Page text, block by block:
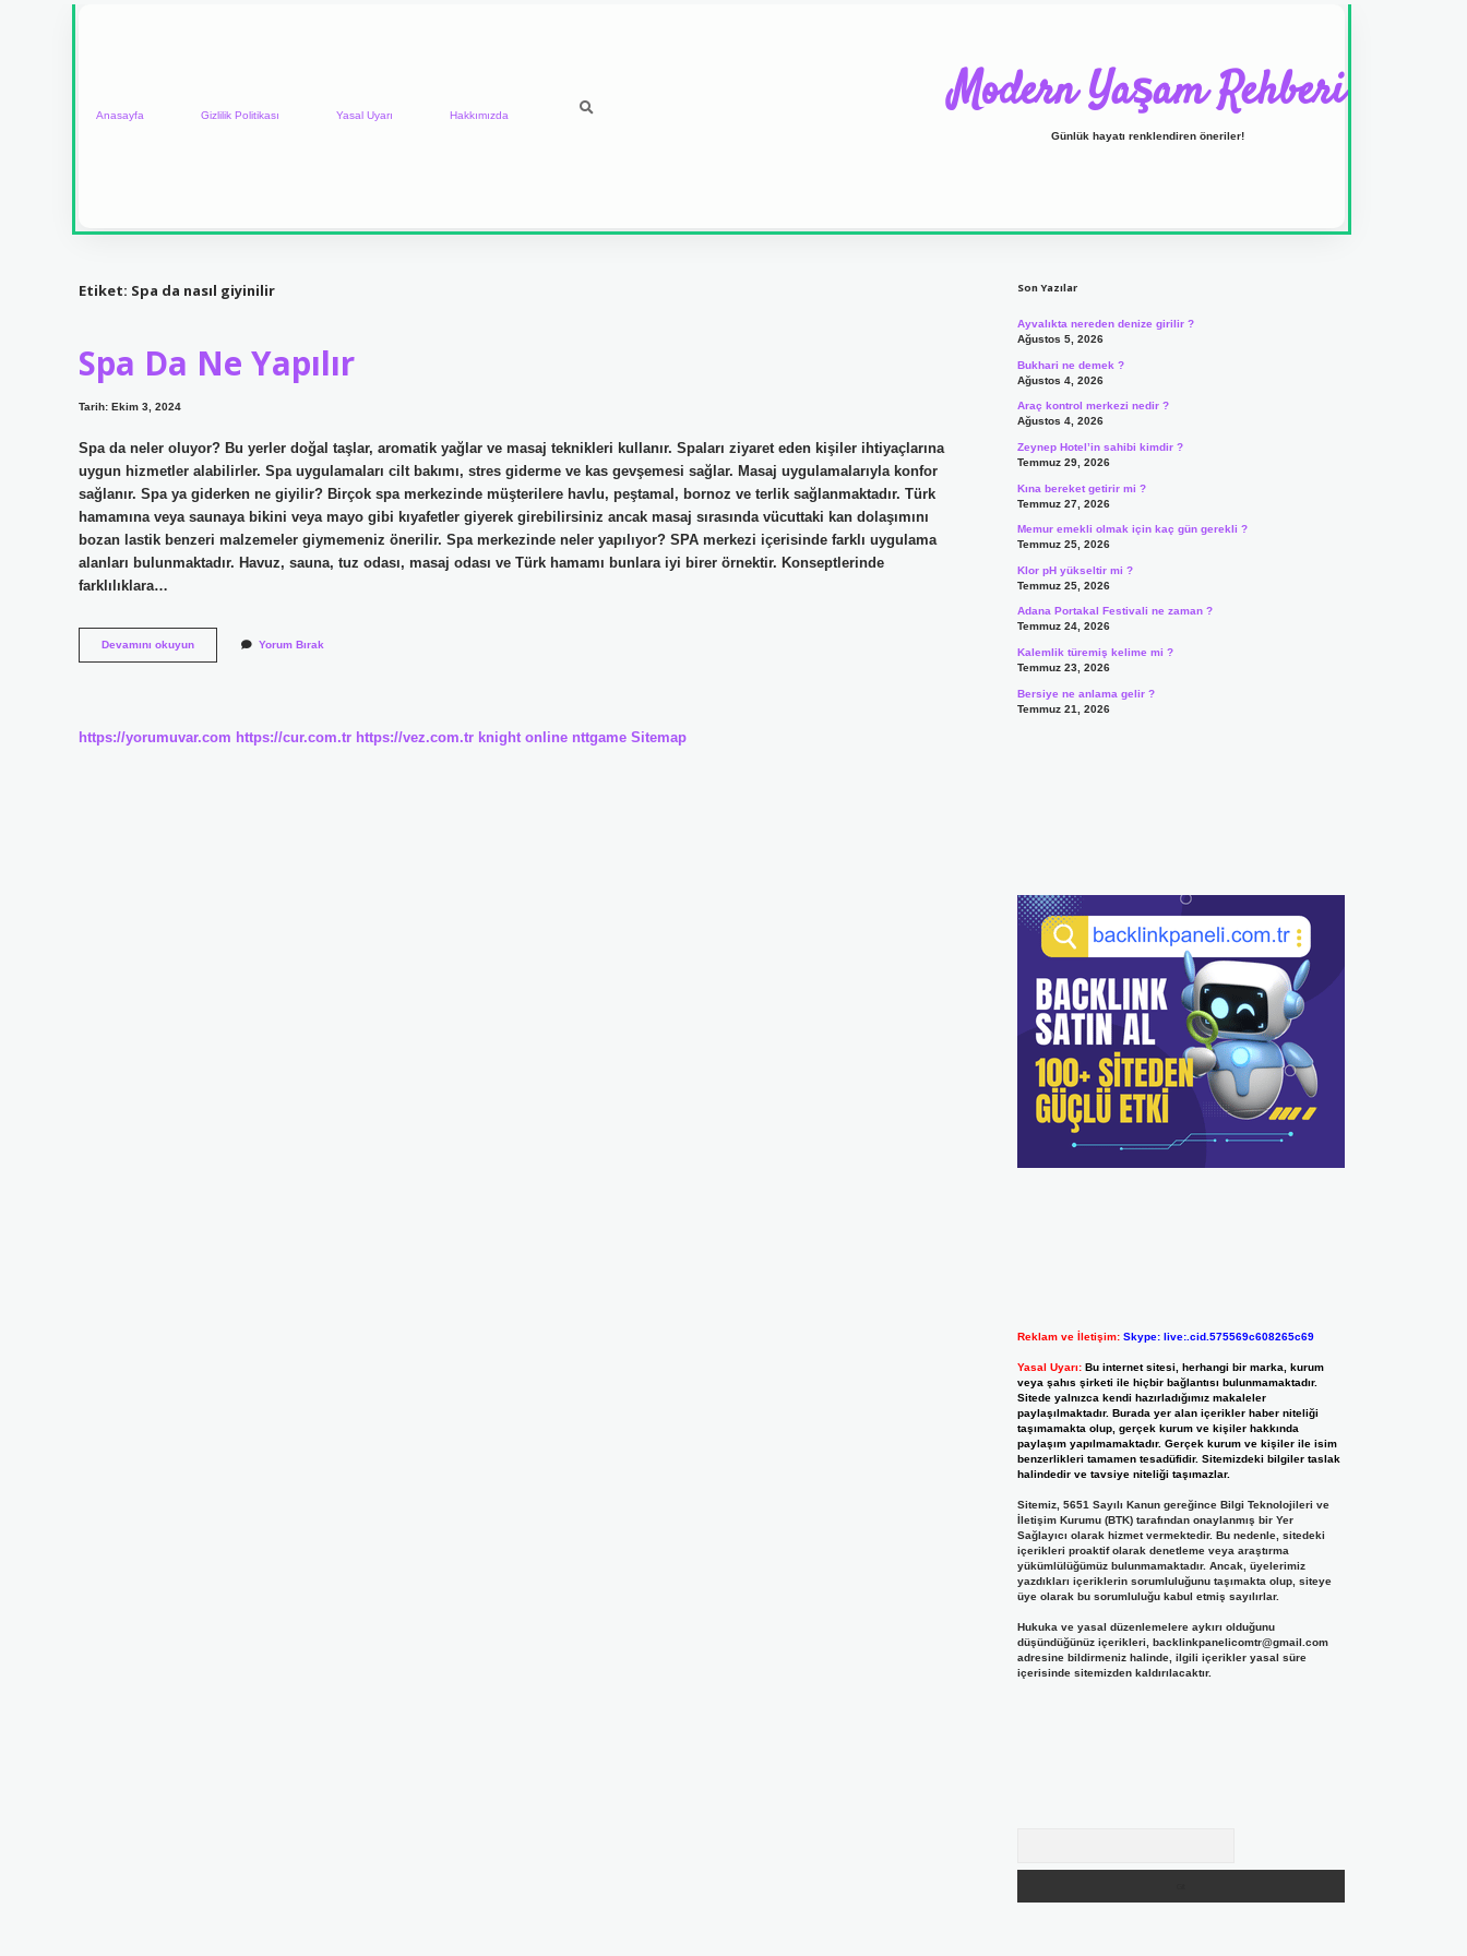
Anasayfa Gizlilik Politikası Yasal Uyarı Hakkımızda Modern Yaşam Rehberi
Günlük hayatı renklendiren öneriler!
Etiket: Spa da nasıl giyinilir
Spa Da Ne Yapılır
Tarih: Ekim 3, 2024
Spa da neler oluyor? Bu yerler doğal taşlar, aromatik yağlar ve masaj teknikleri kullanır. Spaları ziyaret eden kişiler ihtiyaçlarına
uygun hizmetler alabilirler. Spa uygulamaları cilt bakımı, stres giderme ve kas gevşemesi sağlar. Masaj uygulamalarıyla konfor
sağlanır. Spa ya giderken ne giyilir? Birçok spa merkezinde müşterilere havlu, peştamal, bornoz ve terlik sağlanmaktadır. Türk
hamamına veya saunaya bikini veya mayo gibi kıyafetler giyerek girebilirsiniz ancak masaj sırasında vücuttaki kan dolaşımını
bozan lastik benzeri malzemeler giymemeniz önerilir. Spa merkezinde neler yapılıyor? SPA merkezi içerisinde farklı uygulama
alanları bulunmaktadır. Havuz, sauna, tuz odası, masaj odası ve Türk hamamı bunlara iyi birer örnektir. Konseptlerinde
farklılıklara…
Devamını okuyunSpa
Da
Yorum Bırak
https://yorumuvar.com https://cur.com.tr https://vez.com.tr knight online nttgame Sitemap
Son Yazılar
Ayvalıkta nereden denize girilir ?
Ağustos 5, 2026
Bukhari ne demek ?
Ağustos 4, 2026
Araç kontrol merkezi nedir ?
Ağustos 4, 2026
Zeynep Hotel’in sahibi kimdir ?
Temmuz 29, 2026
Kına bereket getirir mi ?
Temmuz 27, 2026
Memur emekli olmak için kaç gün gerekli ?
Temmuz 25, 2026
Klor pH yükseltir mi ?
Temmuz 25, 2026
Adana Portakal Festivali ne zaman ?
Temmuz 24, 2026
Kalemlik türemiş kelime mi ?
Temmuz 23, 2026
Bersiye ne anlama gelir ?
Temmuz 21, 2026
Reklam ve İletişim: Skype: live:.cid.575569c608265c69
Yasal Uyarı: Bu internet sitesi, herhangi bir marka, kurum
veya şahıs şirketi ile hiçbir bağlantısı bulunmamaktadır.
Sitede yalnızca kendi hazırladığımız makaleler
paylaşılmaktadır. Burada yer alan içerikler haber niteliği
taşımamakta olup, gerçek kurum ve kişiler hakkında
paylaşım yapılmamaktadır. Gerçek kurum ve kişiler ile isim
benzerlikleri tamamen tesadüfidir. Sitemizdeki bilgiler taslak
halindedir ve tavsiye niteliği taşımazlar.
Sitemiz, 5651 Sayılı Kanun gereğince Bilgi Teknolojileri ve
İletişim Kurumu (BTK) tarafından onaylanmış bir Yer
Sağlayıcı olarak hizmet vermektedir. Bu nedenle, sitedeki
içerikleri proaktif olarak denetleme veya araştırma
yükümlülüğümüz bulunmamaktadır. Ancak, üyelerimiz
yazdıkları içeriklerin sorumluluğunu taşımakta olup, siteye
üye olarak bu sorumluluğu kabul etmiş sayılırlar.
Hukuka ve yasal düzenlemelere aykırı olduğunu
düşündüğünüz içerikleri, backlinkpanelicomtr@gmail.com
adresine bildirmeniz halinde, ilgili içerikler yasal süre
içerisinde sitemizden kaldırılacaktır.
ilbet yeni giriş adresi